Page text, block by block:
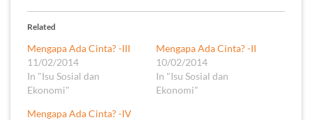
Related
Mengapa Ada Cinta? -III
11/02/2014
In "Isu Sosial dan
Ekonomi"
Mengapa Ada Cinta? -II
10/02/2014
In "Isu Sosial dan
Ekonomi"
Mengapa Ada Cinta? -IV